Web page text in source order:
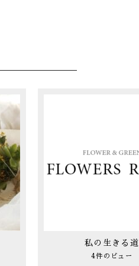
私の生きる道
4件のビュー